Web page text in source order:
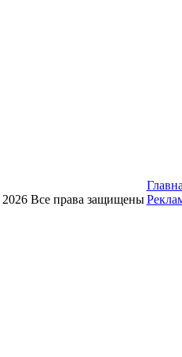
2026 Все права защищены